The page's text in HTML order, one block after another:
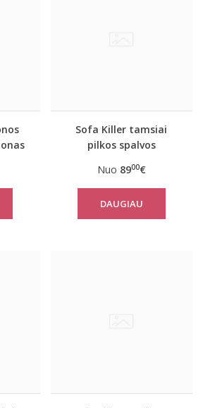
Sofa Killer tamsiai
pilkos spalvos
geltonais rankogaliais
Ulvyds
Nuo 8900€
DAUGIAU